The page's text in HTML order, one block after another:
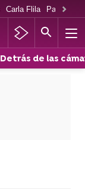
Carla Flila Paco
Detrás de las